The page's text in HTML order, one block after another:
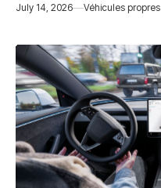
July 14, 2026 Véhicules propres